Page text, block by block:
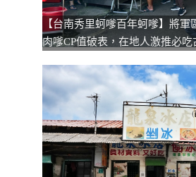
【台南秀里蚵嗲百年蚵嗲】將
肉嗲CP值破表，在地人激推必吃